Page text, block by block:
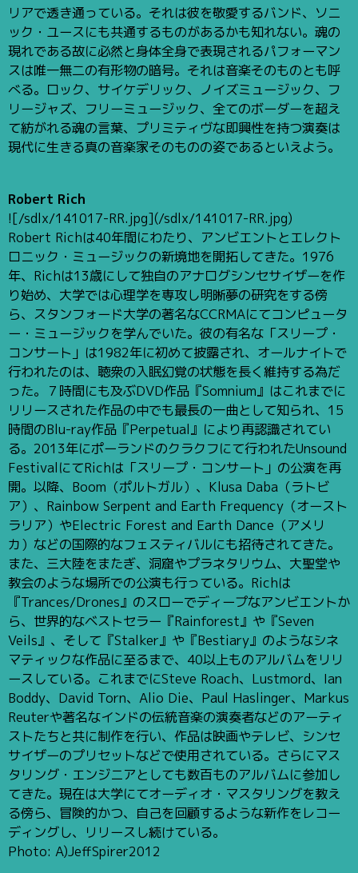
リアで透き通っている。それは彼を敬愛するバンド、ソニ
ック・ユースにも共通するものがあるかも知れない。魂の
現れである故に必然と身体全身で表現されるパフォーマン
スは唯一無二の有形物の暗号。それは音楽そのものとも呼
べる。ロック、サイケデリック、ノイズミュージック、フ
リージャズ、フリーミュージック、全てのボーダーを超え
て紡がれる魂の言葉、プリミティヴな即興性を持つ演奏は
現代に生きる真の音楽家そのものの姿であるといえよう。
Robert Rich
![/sdlx/141017-RR.jpg](/sdlx/141017-RR.jpg)
Robert Richは40年間にわたり、アンビエントとエレクト
ロニック・ミュージックの新境地を開拓してきた。1976
年、Richは13歳にして独自のアナログシンセサイザーを作
り始め、大学では心理学を専攻し明晰夢の研究をする傍
ら、スタンフォード大学の著名なCCRMAにてコンピュータ
ー・ミュージックを学んでいた。彼の有名な「スリープ・
コンサート」は1982年に初めて披露され、オールナイトで
行われたのは、聴衆の入眠幻覚の状態を長く維持する為だ
った。７時間にも及ぶDVD作品『Somnium』はこれまでに
リリースされた作品の中でも最長の一曲として知られ、15
時間のBlu-ray作品『Perpetual』により再認識されてい
る。2013年にポーランドのクラクフにて行われたUnsound
FestivalにてRichは「スリープ・コンサート」の公演を再
開。以降、Boom（ポルトガル）、Klusa Daba（ラトビ
ア）、Rainbow Serpent and Earth Frequency（オースト
ラリア）やElectric Forest and Earth Dance（アメリ
カ）などの国際的なフェスティバルにも招待されてきた。
また、三大陸をまたぎ、洞窟やプラネタリウム、大聖堂や
教会のような場所での公演も行っている。Richは
『Trances/Drones』のスローでディープなアンビエントか
ら、世界的なベストセラー『Rainforest』や『Seven
Veils』、そして『Stalker』や『Bestiary』のようなシネ
マティックな作品に至るまで、40以上ものアルバムをリリ
ースしている。これまでにSteve Roach、Lustmord、Ian
Boddy、David Torn、Alio Die、Paul Haslinger、Markus
Reuterや著名なインドの伝統音楽の演奏者などのアーティ
ストたちと共に制作を行い、作品は映画やテレビ、シンセ
サイザーのプリセットなどで使用されている。さらにマス
タリング・エンジニアとしても数百ものアルバムに参加し
てきた。現在は大学にてオーディオ・マスタリングを教え
る傍ら、冒険的かつ、自己を回顧するような新作をレコー
ディングし、リリースし続けている。
Photo: A)JeffSpirer2012